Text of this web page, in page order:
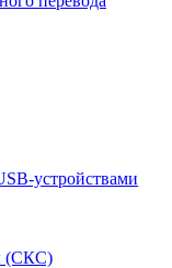
устройствами
(СКС)